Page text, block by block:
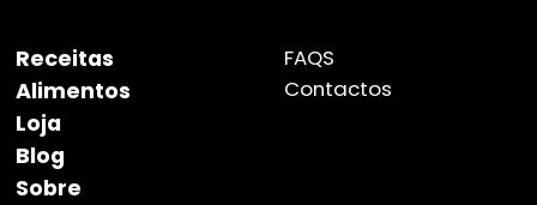
Receitas
Alimentos
Loja
Blog
Sobre
FAQS
Contactos